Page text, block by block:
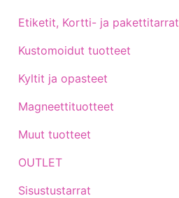
Etiketit, Kortti- ja pakettitarrat
Kustomoidut tuotteet
Kyltit ja opasteet
Magneettituotteet
Muut tuotteet
OUTLET
Sisustustarrat